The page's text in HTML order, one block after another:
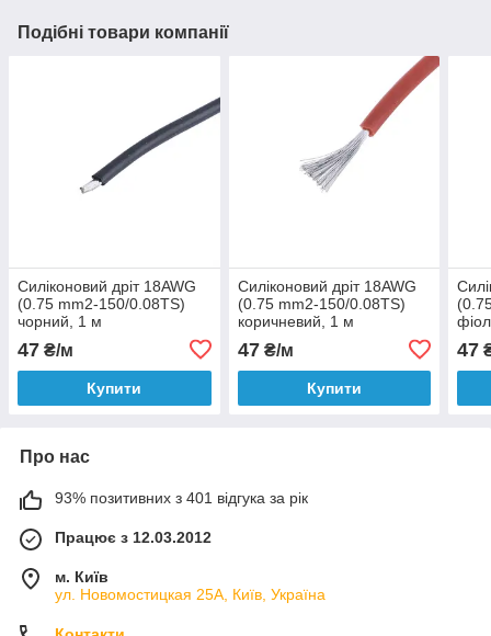
Подібні товари компанії
Силіконовий дріт 18AWG
(0.75 mm2-150/0.08TS)
чорний, 1 м
47 ₴/м
Купити
Силіконовий дріт 18AWG
(0.75 mm2-150/0.08TS)
коричневий, 1 м
47₴/м
Купити
47
Про нас
93% позитивних з 401 відгука за рік
Працює з 12.03.2012
м. Київ
ул. Новомостицкая 25А, Київ, Україна